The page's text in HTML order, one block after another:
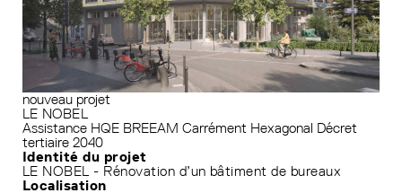
nouveau projet
LE NOBEL
Assistance HQE BREEAM Carrément Hexagonal Décret
tertiaire 2040
Identité du projet
LE NOBEL - Rénovation d’un bâtiment de bureaux
Localisation